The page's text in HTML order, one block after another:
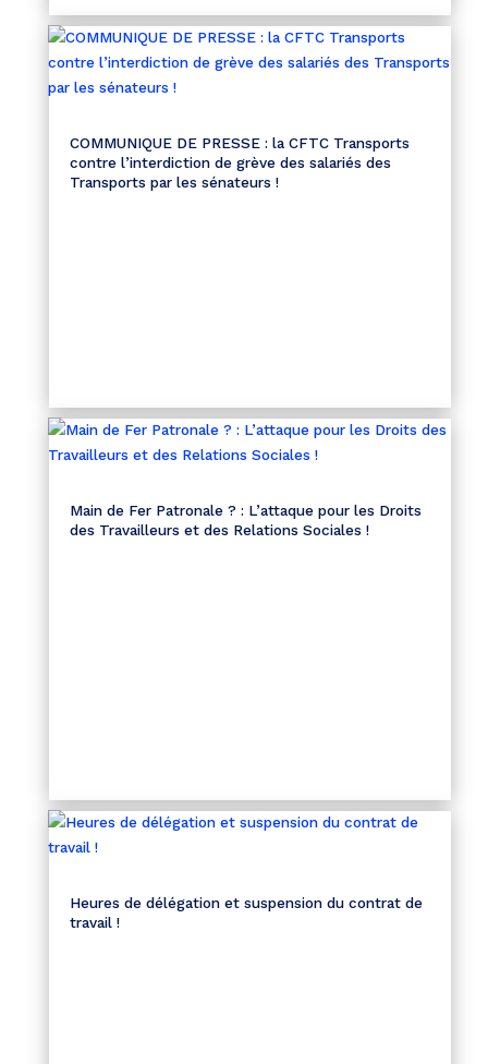
COMMUNIQUE DE PRESSE : la CFTC Transports
contre l’interdiction de grève des salariés des
Transports par les sénateurs !
Main de Fer Patronale ? : L’attaque pour les Droits
des Travailleurs et des Relations Sociales !
Heures de délégation et suspension du contrat de
travail !